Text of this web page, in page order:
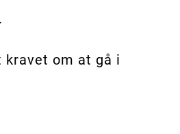
om at gå i